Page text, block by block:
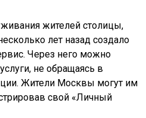
жителей столицы,
лет назад создало
Через него можно
не обращаясь в
Жители Москвы могут им
свой «Личный